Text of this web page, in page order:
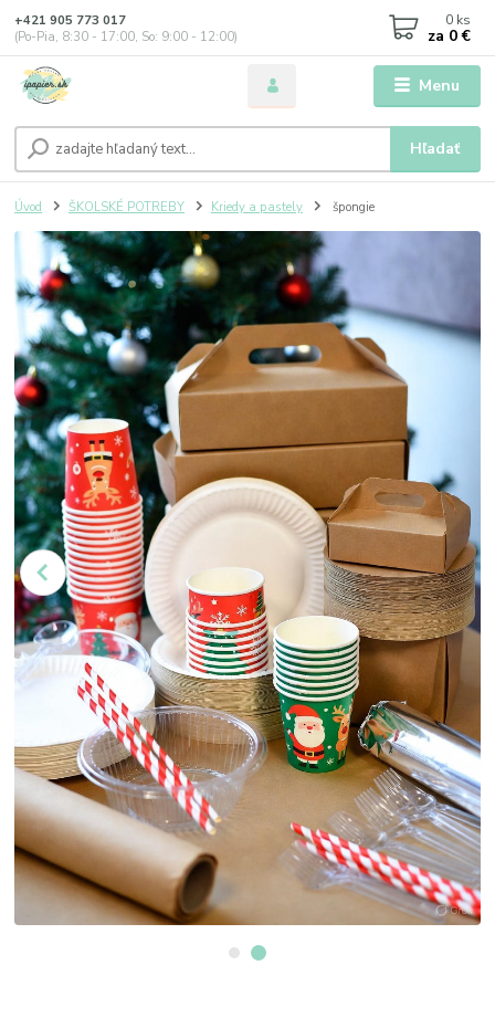
Menu
Hľadať
+421 905 773 017
(Po-Pia, 8:30 - 17:00, So: 9:00 - 12:00)
0 ks
za 0 €
Úvod ŠKOLSKÉ POTREBY Kriedy a pastely špongie